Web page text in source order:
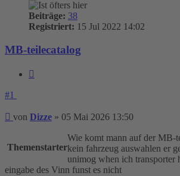
Beiträge: 38
Registriert: 15 Jul 2022 14:02
MB-teilecatalog
#1
Beitrag
von Dizze » 05 Mai 2026 13:50
Themenstarter
Wie komt mann auf der MB-
kein fahrzeug auswahlen er
unimog when ich transporter
eingabe des Vinn funst es nicht